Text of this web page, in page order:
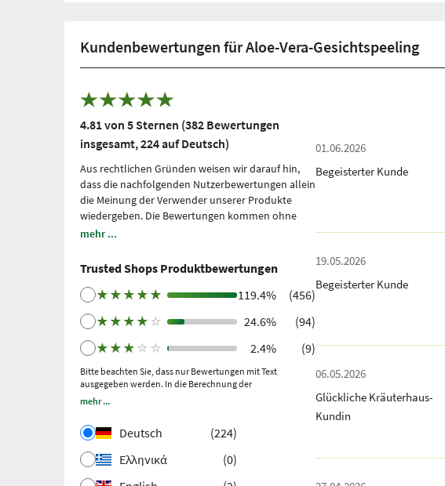
Kundenbewertungen für Aloe-Vera-Gesichtspeeling
4.81 von 5 Sternen (382 Bewertungen
insgesamt, 224 auf Deutsch)
Aus rechtlichen Gründen weisen wir darauf hin,
dass die nachfolgenden Nutzerbewertungen allein
die Meinung der Verwender unserer Produkte
wiedergeben. Die Bewertungen kommen ohne
unsere Einflussnahme zustande, wir geben sie
sie uns zu eigen zu machen. Bitte beachten Sie: Es
handelt sich um persönliche, individuelle
Erfahrungen, welche nicht durch Studien belegt
Dienstleister seit 2021 für die Einholung von
Bewertungen. Trusted Shops hat Maßnahmen
getroffen, um sicherzustellen, dass es sich um
echte Bewertungen handelt.Mehr Informationen
Ältere Bewertungen wurden über Trustpilot nach
einem getätigten Kauf und anschließender
mehr ...
Trusted Shops Produktbewertungen
★ ★ ★ ★ ★ 119.4%
(456)
★ ★ ★ ★ ☆ 24.6%
(94)
★ ★ ★ ☆ ☆ 2.4% (9)
Bitte beachten Sie, dass nur Bewertungen mit Text
ausgegeben werden. In die Berechnung der
Gesamtbewertung fließen auch Sternebewertungen ohne
mehr ...
Deutsch
(224)
Ελληνικά
(0)
01.06.2026
Begeisterter Kunde
19.05.2026
Begeisterter Kunde
06.05.2026
Glückliche Kräuterhaus-
Kundin